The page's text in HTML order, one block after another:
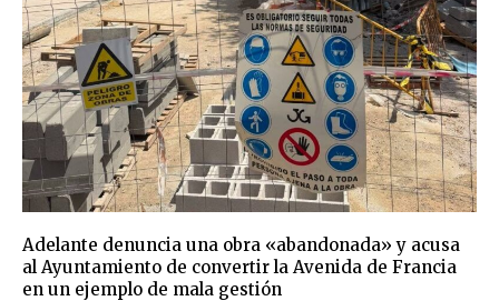
Adelante denuncia una obra «abandonada» y acusa
al Ayuntamiento de convertir la Avenida de Francia
en un ejemplo de mala gestión